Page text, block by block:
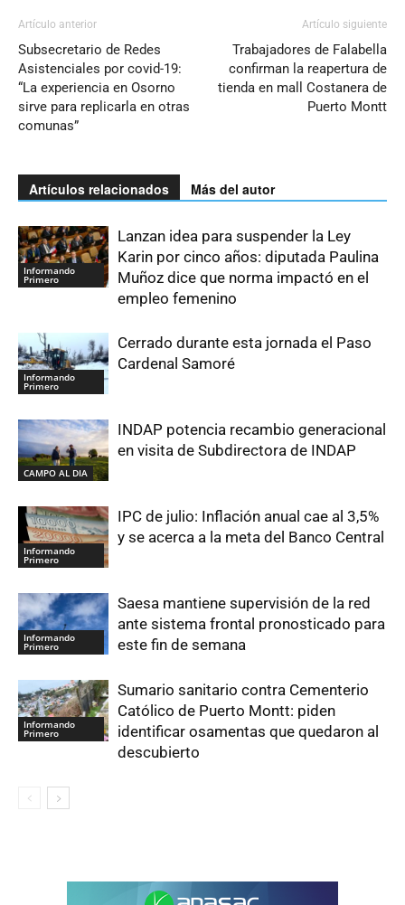
Artículo anterior
Subsecretario de Redes
Asistenciales por covid-19:
“La experiencia en Osorno
sirve para replicarla en otras
comunas”
Artículo siguiente
Trabajadores de Falabella
confirman la reapertura de
tienda en mall Costanera de
Puerto Montt
Artículos relacionados Más del autor
Informando
Primero
Lanzan idea para suspender la Ley
Karin por cinco años: diputada Paulina
Muñoz dice que norma impactó en el
empleo femenino
Informando
Primero
Cerrado durante esta jornada el Paso
Cardenal Samoré
CAMPO AL DIA
INDAP potencia recambio generacional
en visita de Subdirectora de INDAP
Informando
Primero
IPC de julio: Inflación anual cae al 3,5%
y se acerca a la meta del Banco Central
Informando
Primero
Saesa mantiene supervisión de la red
ante sistema frontal pronosticado para
este fin de semana
Informando
Primero
Sumario sanitario contra Cementerio
Católico de Puerto Montt: piden
identificar osamentas que quedaron al
descubierto